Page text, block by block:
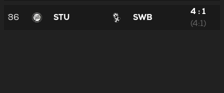
36 STU SWB
4 : 1
(4:1)